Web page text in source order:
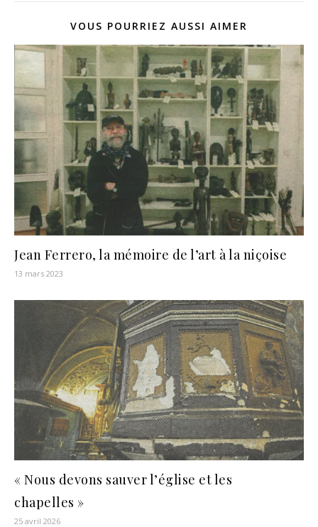
VOUS POURRIEZ AUSSI AIMER
Jean Ferrero, la mémoire de l’art à la niçoise
13 mars 2023
« Nous devons sauver l’église et les
chapelles »
25 avril 2026